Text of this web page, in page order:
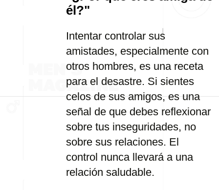
él?"
Intentar controlar sus
amistades, especialmente con
otros hombres, es una receta
para el desastre. Si sientes
celos de sus amigos, es una
señal de que debes reflexionar
sobre tus inseguridades, no
sobre sus relaciones. El
control nunca llevará a una
relación saludable.